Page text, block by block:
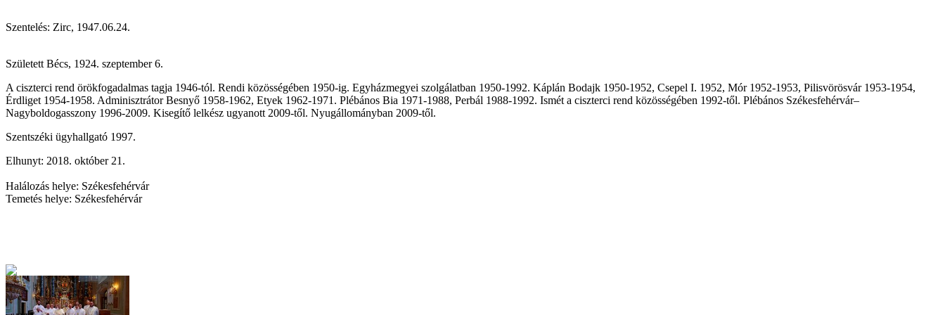
Szentelés: Zirc, 1947.06.24.
Született Bécs, 1924. szeptember 6.
A ciszterci rend örökfogadalmas tagja 1946-tól. Rendi közösségében 1950-ig. Egyházmegyei szolgálatban 1950-1992. Káplán Bodajk 1950-1952, Csepel I. 1952, Mór 1952-1953, Pilisvörösvár 1953-1954,
Érdliget 1954-1958. Adminisztrátor Besnyő 1958-1962, Etyek 1962-1971. Plébános Bia 1971-1988, Perbál 1988-1992. Ismét a ciszterci rend közösségében 1992-től. Plébános Székesfehérvár–
Nagyboldogasszony 1996-2009. Kisegítő lelkész ugyanott 2009-től. Nyugállományban 2009-től.
Szentszéki ügyhallgató 1997.
Elhunyt: 2018. október 21.
Halálozás helye: Székesfehérvár
Temetés helye: Székesfehérvár